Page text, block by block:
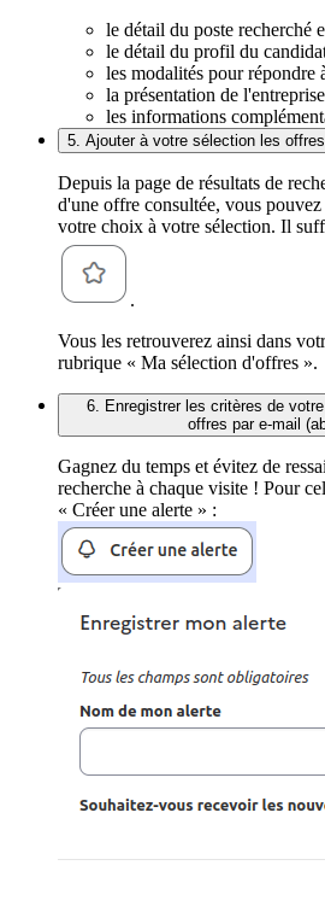
le détail du poste recherché
le détail du profil du
les modalités pour répondre
la présentation de
les informations
5. Ajouter à votre sélection les
Depuis la page de résultats de
d'une offre consultée, vous
votre choix à votre sélection. Il
.
Vous les retrouverez ainsi dans
rubrique « Ma sélection d'offres ».
6. Enregistrer les critères de
offres par e-mail
Gagnez du temps et évitez de
recherche à chaque visite ! Pour
« Créer une alerte » :